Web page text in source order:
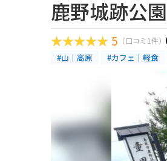
鹿野城跡公園
5 （口コミ1件）
#山｜高原 #カフェ｜軽食